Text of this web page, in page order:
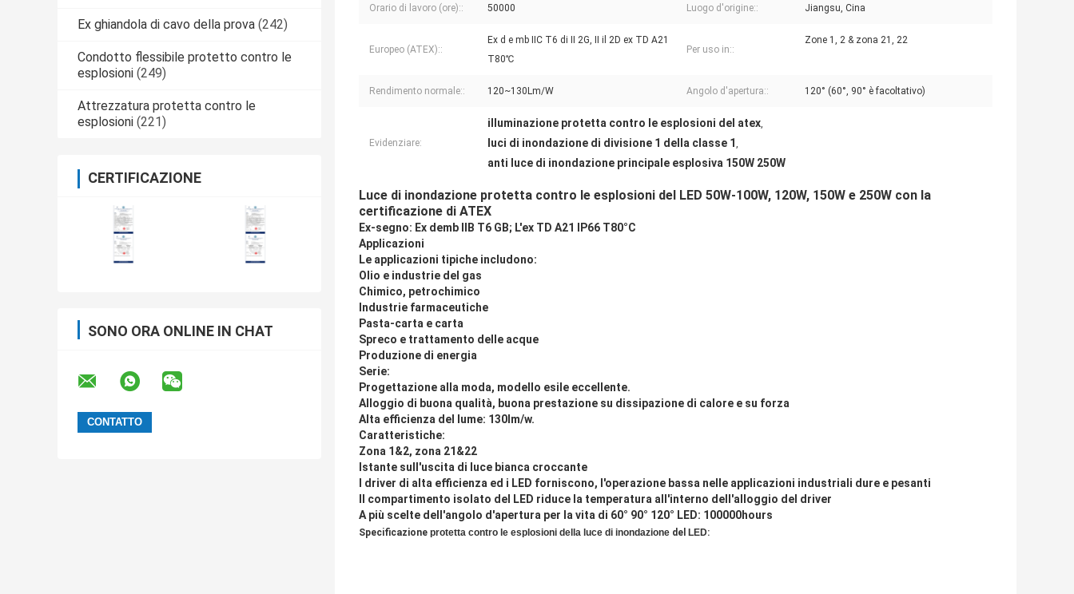
Ex ghiandola di cavo della prova (242)
Condotto flessibile protetto contro le
esplosioni (249)
Attrezzatura protetta contro le
esplosioni (221)
CERTIFICAZIONE
SONO ORA ONLINE IN CHAT
Orario di lavoro (ore):: 50000 Luogo d'origine:: Jiangsu, Cina
Europeo (ATEX)::
Ex d e mb IIC T6 di II 2G, II il 2D ex TD A21
T80℃
Per uso in::
Zone 1, 2 & zona 21, 22
Rendimento normale:: 120~130Lm/W Angolo d'apertura:: 120° (60°, 90° è facoltativo)
Evidenziare:
illuminazione protetta contro le esplosioni del atex
luci di inondazione di divisione 1 della classe 1
anti luce di inondazione principale esplosiva 150W 250W
Luce di inondazione protetta contro le esplosioni del LED 50W-100W, 120W, 150W e 250W con la
certificazione di ATEX
Ex-segno: Ex demb IIB T6 GB; L'ex TD A21 IP66 T80°C
Applicazioni
Le applicazioni tipiche includono:
Olio e industrie del gas
Chimico, petrochimico
Industrie farmaceutiche
Pasta-carta e carta
Spreco e trattamento delle acque
Produzione di energia
Serie:
Progettazione alla moda, modello esile eccellente.
Alloggio di buona qualità, buona prestazione su dissipazione di calore e su forza
Alta efficienza del lume: 130lm/w.
Caratteristiche:
Zona 1&2, zona 21&22
Istante sull'uscita di luce bianca croccante
I driver di alta efficienza ed i LED forniscono, l'operazione bassa nelle applicazioni industriali dure e pesanti
Il compartimento isolato del LED riduce la temperatura all'interno dell'alloggio del driver
A più scelte dell'angolo d'apertura per la vita di 60° 90° 120° LED: 100000hours
Specificazione protetta contro le esplosioni della luce di inondazione del LED: